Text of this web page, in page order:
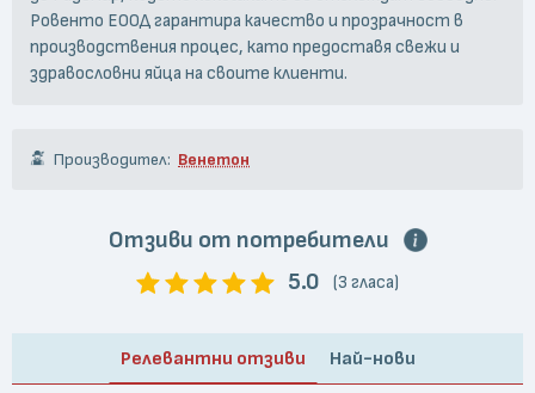
Ровенто ЕООД гарантира качество и прозрачност в
производствения процес, като предоставя свежи и
здравословни яйца на своите клиенти.
Производител: Венетон
Отзиви от потребители
5.0
(3 гласа)
Релевантни отзиви Най-нови